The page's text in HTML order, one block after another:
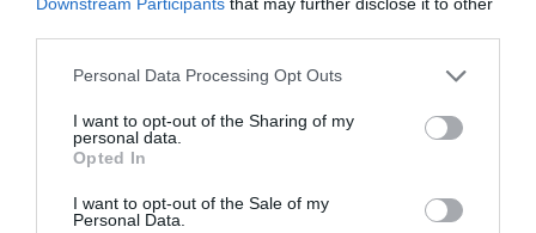
Please note that this website/app uses one or more Google
not limited to your visit or usage behaviour. You may click to
grant or deny consent to Google and its third-party tags to
use your data for below specified purposes in below Google
consent section.
Personal Data Processing Opt Outs
I want to opt-out of the Sharing of my
personal data.
Opted In
I want to opt-out of the Sale of my
Personal Data.
έξυπνα στόρις. Για παράδειγ...
00:01 | 16 Μαΐου 2023 Front Lines